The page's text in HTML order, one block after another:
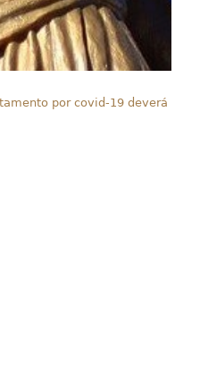
por covid-19 deverá